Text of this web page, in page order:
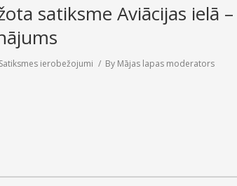
satiksme Aviācijas ielā –
Satiksmes ierobežojumi By Mājas lapas moderators